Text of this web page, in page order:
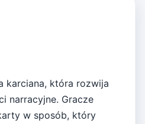
karciana, która rozwija
narracyjne. Gracze
w sposób, który